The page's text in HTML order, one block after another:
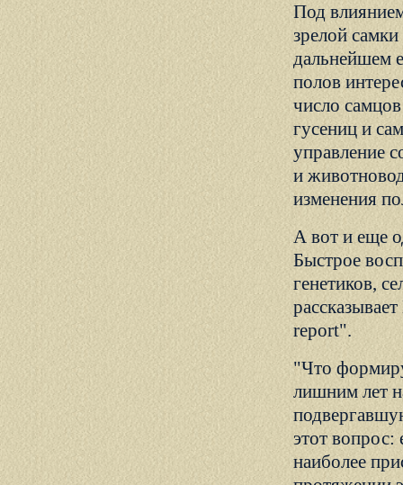
Под
зрелой
дальнейшем
полов
число
гусениц и
управление
и
изменения
А вот и еще
Быстрое
генетиков,
report".
"Что
лишним лет
этот
наиболее